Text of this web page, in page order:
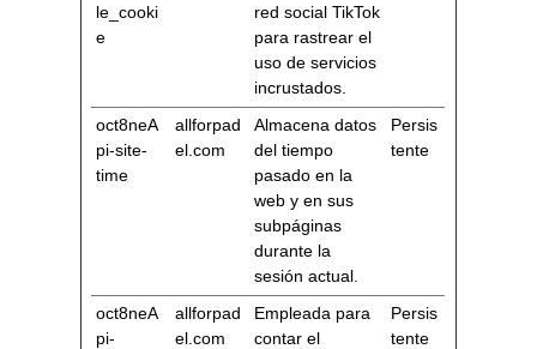
le_cooki
e
red social TikTok
para rastrear el
uso de servicios
incrustados.
oct8neA
pi-site-
time
allforpad
el.com
Almacena datos
del tiempo
pasado en la
web y en sus
subpáginas
durante la
sesión actual.
Persis
tente
oct8neA
pi-
allforpad
el.com
Empleada para
contar el
Persis
tente